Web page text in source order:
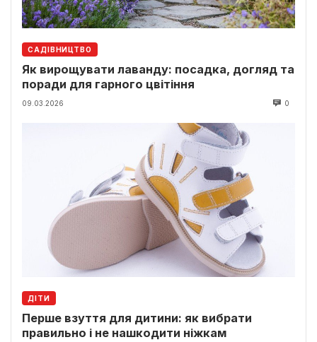
САДІВНИЦТВО
Як вирощувати лаванду: посадка, догляд та
поради для гарного цвітіння
09.03.2026 0
ДІТИ
Перше взуття для дитини: як вибрати
правильно і не нашкодити ніжкам